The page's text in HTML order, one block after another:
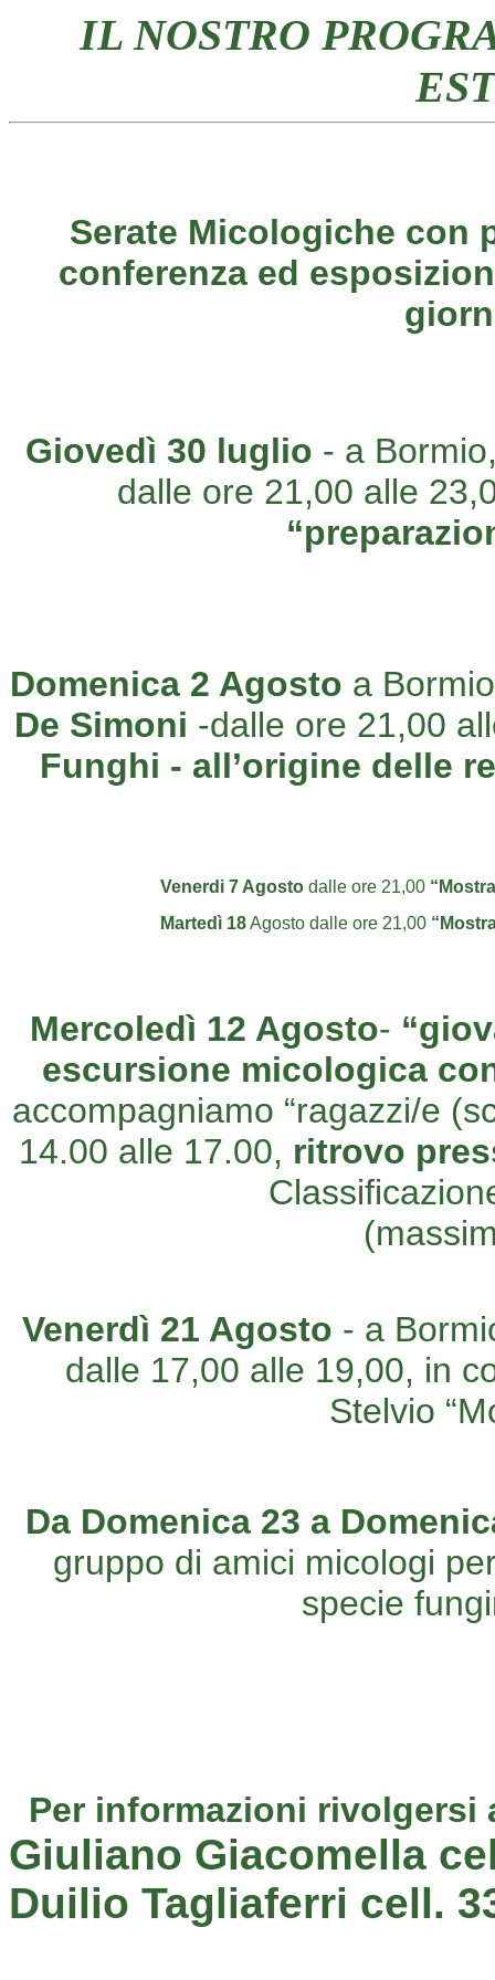
IL NOSTRO
Serate Micologiche con
conferenza ed
Giovedì 30 luglio - a
dalle ore 21,00 alle
Domenica 2 Agosto a
De Simoni -dalle ore 21,00
Funghi - all’origine delle
Venerdi 7 Agostodalle ore 21,00
Martedì 18Agosto dalle ore 21,00
Mercoledì 12 Agosto-
escursione micologica
accompagniamo “ragazzi/e
14.00 alle 17.00, ritrovo
Venerdì 21 Agosto - a
dalle 17,00 alle 19,00, in
Stelvio
Da Domenica 23 a
gruppo di amici micologi
specie
Per informazioni rivolgersi
Giuliano Giacomella
Duilio Tagliaferri cell.